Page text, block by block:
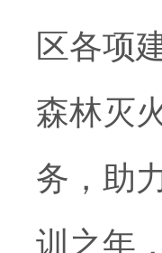
区各项
森林灭
务，助
训之年